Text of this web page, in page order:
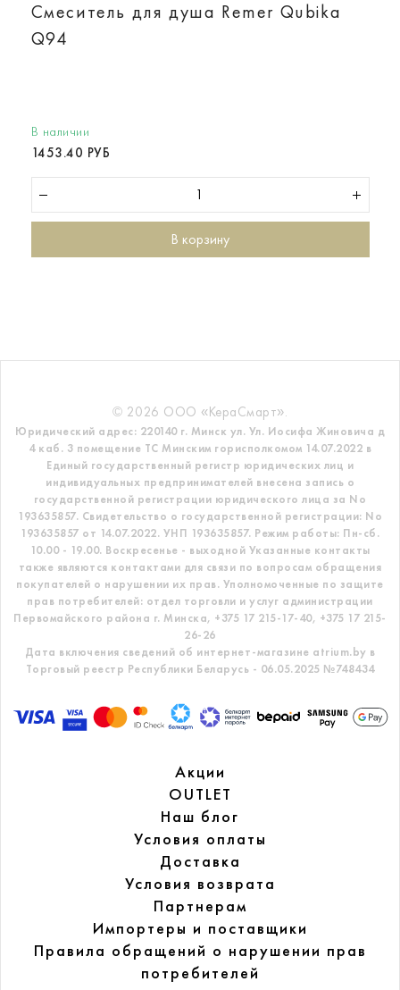
Смеситель для душа Remer Qubika
Q94
В наличии
1453.40 РУБ
В корзину
© 2026 ООО «КераСмарт».
Юридический адрес: 220140 г. Минск ул. Ул. Иосифа Жиновича д
4 каб. 3 помещение ТС Минским горисполкомом 14.07.2022 в
Единый государственный регистр юридических лиц и
индивидуальных предпринимателей внесена запись о
государственной регистрации юридического лица за No
193635857. Свидетельство о государственной регистрации: No
193635857 от 14.07.2022. УНП 193635857. Режим работы: Пн-сб.
10.00 - 19.00. Воскресенье - выходной Указанные контакты
также являются контактами для связи по вопросам обращения
покупателей о нарушении их прав. Уполномоченные по защите
прав потребителей: отдел торговли и услуг администрации
Первомайского района г. Минска, +375 17 215-17-40, +375 17 215-
26-26
Дата включения сведений об интернет-магазине atrium.by в
Торговый реестр Республики Беларусь - 06.05.2025 №748434
Акции
OUTLET
Наш блог
Условия оплаты
Доставка
Условия возврата
Партнерам
Импортеры и поставщики
Правила обращений о нарушении прав
потребителей